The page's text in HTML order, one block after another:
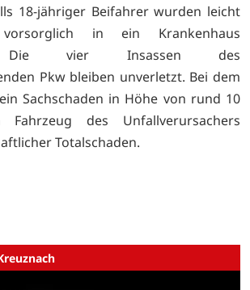
18-jähriger Beifahrer wurden leicht
in ein Krankenhaus
Die vier Insassen des
Pkw bleiben unverletzt. Bei dem
Sachschaden in Höhe von rund 10
des Unfallverursachers
Totalschaden.